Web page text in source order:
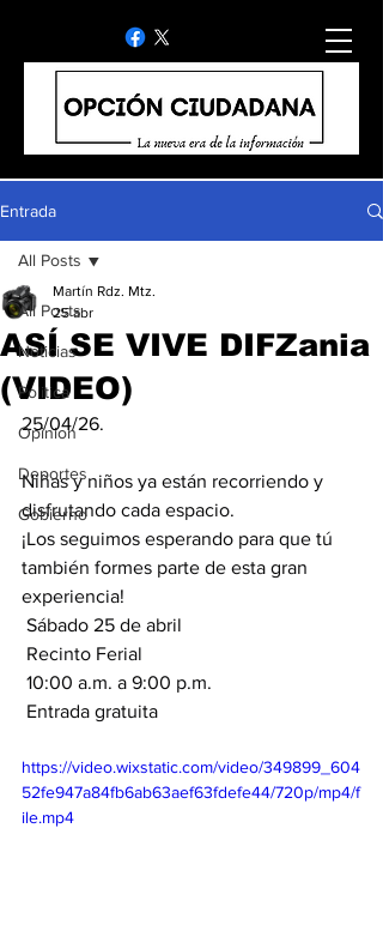
Entrada
All Posts
Noticias
Politica
Opinion
Deportes
Gobierno
All Posts
ASÍ SE VIVE DIFZania
(VIDEO)
Martín Rdz. Mtz.
25 abr
25/04/26.
Niñas y niños ya están recorriendo y
disfrutando cada espacio.
¡Los seguimos esperando para que tú
también formes parte de esta gran
experiencia!
Sábado 25 de abril
Recinto Ferial
10:00 a.m. a 9:00 p.m.
Entrada gratuita
https://video.wixstatic.com/video/349899_604
52fe947a84fb6ab63aef63fdefe44/720p/mp4/f
ile.mp4